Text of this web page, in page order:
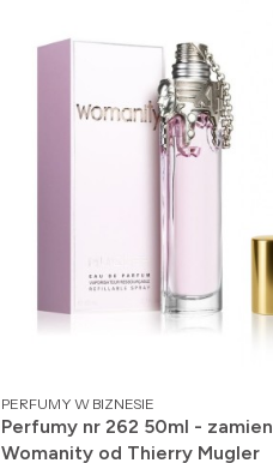
PRODUCENT
PERFUMY W BIZNESIE
Perfumy nr 262 50ml -
Womanity od Thierry Mugler